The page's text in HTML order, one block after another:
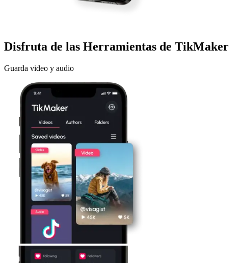
Disfruta de las Herramientas de TikMaker
Guarda video y audio